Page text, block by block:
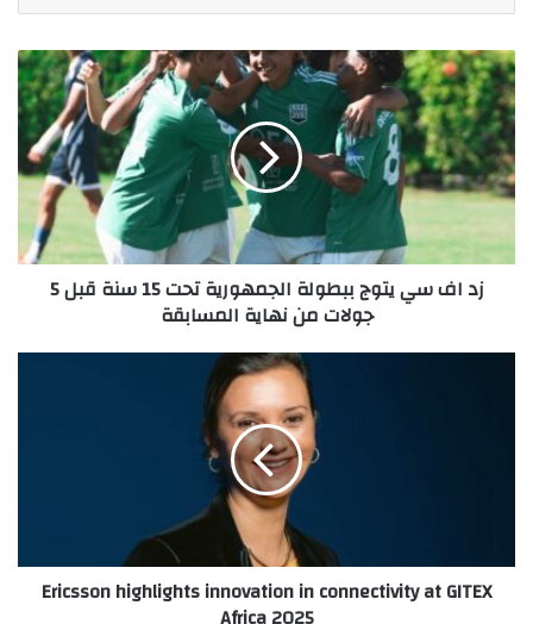
زد
اف
سي
يتوج
ببطولة
الجمهورية
سنة
زد اف سي يتوج ببطولة الجمهورية تحت 15 سنة قبل 5
جولات من نهاية المسابقة
2025
Ericsson highlights innovation in connectivity at GITEX